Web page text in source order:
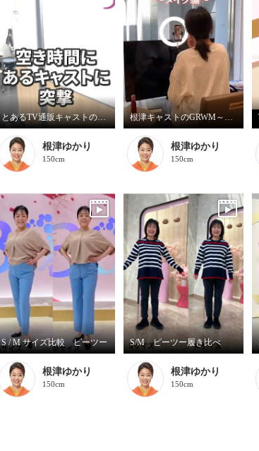
とあるTV通販キャストの髪型
根津ゆかり
150cm
根津キャストのGRWM～バブルファンデ紹介します！
根津ゆかり
150cm
S / M サイズ比較 ピーツー
根津ゆかり
150cm
S/M ピーツー履き比べ
根津ゆかり
150cm